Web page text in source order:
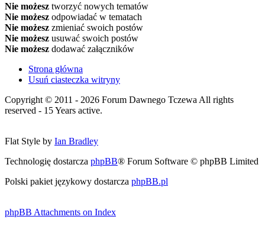
Nie możesz tworzyć nowych tematów
Nie możesz odpowiadać w tematach
Nie możesz zmieniać swoich postów
Nie możesz usuwać swoich postów
Nie możesz dodawać załączników
Strona główna
Usuń ciasteczka witryny
Copyright © 2011 - 2026 Forum Dawnego Tczewa All rights
reserved - 15 Years active.
Flat Style by Ian Bradley
Technologię dostarcza phpBB® Forum Software © phpBB Limited
Polski pakiet językowy dostarcza phpBB.pl
phpBB Attachments on Index